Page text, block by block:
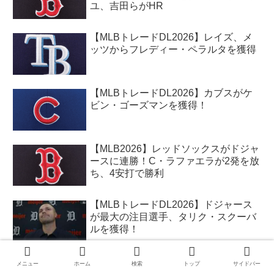
ユ、吉田らがHR
【MLBトレードDL2026】レイズ、メ
ッツからフレディー・ペラルタを獲得
【MLBトレードDL2026】カブスがケ
ビン・ゴーズマンを獲得！
【MLB2026】レッドソックスがドジャ
ースに連勝！C・ラファエラが2発を放
ち、4安打で勝利
【MLBトレードDL2026】ドジャース
が最大の注目選手、タリク・スクーバ
ルを獲得！
【MLBトレードDL2026】ホワイトソ
メニュー ホーム 検索 トップ サイドバー